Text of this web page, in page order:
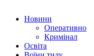
Новини
Оперативно
Кримінал
Освіта